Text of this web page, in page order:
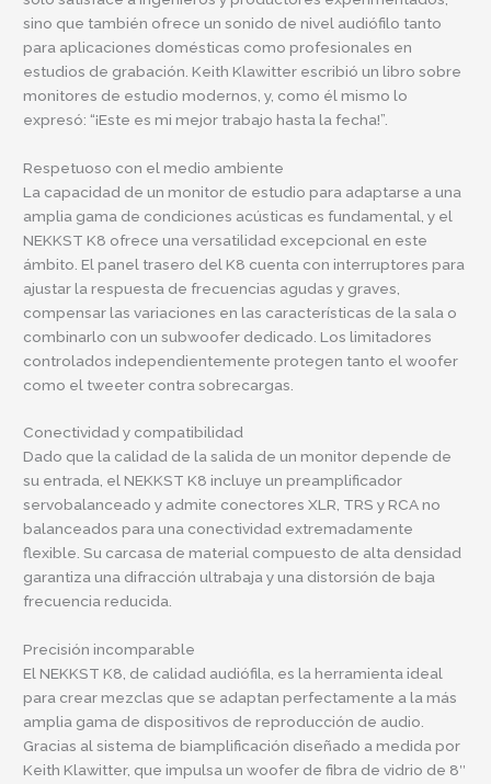
sino que también ofrece un sonido de nivel audiófilo tanto
para aplicaciones domésticas como profesionales en
estudios de grabación. Keith Klawitter escribió un libro sobre
monitores de estudio modernos, y, como él mismo lo
expresó: “¡Este es mi mejor trabajo hasta la fecha!”.
Respetuoso con el medio ambiente
La capacidad de un monitor de estudio para adaptarse a una
amplia gama de condiciones acústicas es fundamental, y el
NEKKST K8 ofrece una versatilidad excepcional en este
ámbito. El panel trasero del K8 cuenta con interruptores para
ajustar la respuesta de frecuencias agudas y graves,
compensar las variaciones en las características de la sala o
combinarlo con un subwoofer dedicado. Los limitadores
controlados independientemente protegen tanto el woofer
como el tweeter contra sobrecargas.
Conectividad y compatibilidad
Dado que la calidad de la salida de un monitor depende de
su entrada, el NEKKST K8 incluye un preamplificador
servobalanceado y admite conectores XLR, TRS y RCA no
balanceados para una conectividad extremadamente
flexible. Su carcasa de material compuesto de alta densidad
garantiza una difracción ultrabaja y una distorsión de baja
frecuencia reducida.
Precisión incomparable
El NEKKST K8, de calidad audiófila, es la herramienta ideal
para crear mezclas que se adaptan perfectamente a la más
amplia gama de dispositivos de reproducción de audio.
Gracias al sistema de biamplificación diseñado a medida por
Keith Klawitter, que impulsa un woofer de fibra de vidrio de 8″